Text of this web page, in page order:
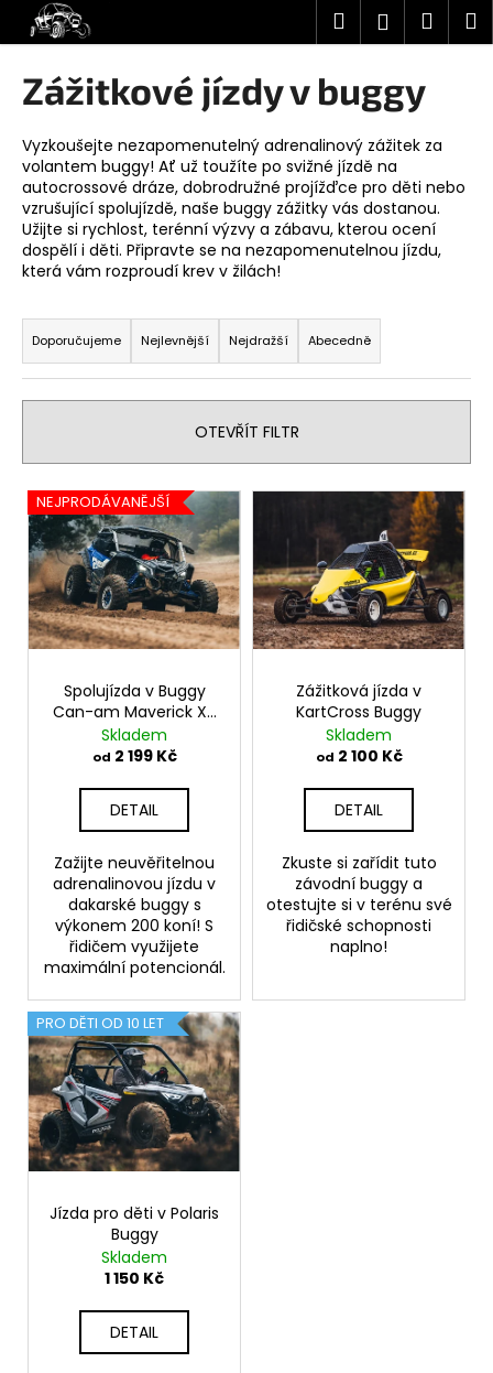
obsah
Hledat
Zážitkové jízdy v buggy
Vyzkoušejte nezapomenutelný adrenalinový zážitek za
volantem buggy! Ať už toužíte po svižné jízdě na
autocrossové dráze, dobrodružné projížďce pro děti nebo
vzrušující spolujízdě, naše buggy zážitky vás dostanou.
Užijte si rychlost, terénní výzvy a zábavu, kterou ocení
dospělí i děti. Připravte se na nezapomenutelnou jízdu,
která vám rozproudí krev v žilách!
Ř
a
z
e
í
p
r
o
d
u
k
t
Doporučujeme Nejlevnější Nejdražší Abecedně
OTEVŘÍT FILTR
V
ý
p
s
p
NEJPRODÁVANĚJŠÍ
Spolujízda v Buggy
Can-am Maverick X3
RS Turbo
Skladem
od 2 199 Kč
DETAIL
Zažijte neuvěřitelnou
adrenalinovou jízdu v
dakarské buggy s
výkonem 200 koní! S
řidičem využijete
maximální potencionál.
Zážitková jízda v
KartCross Buggy
Skladem
od 2 100 Kč
DETAIL
Zkuste si zařídit tuto
závodní buggy a
otestujte si v terénu své
řidičské schopnosti
naplno!
PRO DĚTI OD 10 LET
Jízda pro děti v Polaris
Buggy
Skladem
1 150 Kč
DETAIL
o
o
p
o
t
ř
b
u
j
e
e
n
a
j
í
t
?